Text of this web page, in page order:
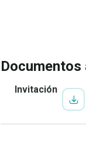
Invitación